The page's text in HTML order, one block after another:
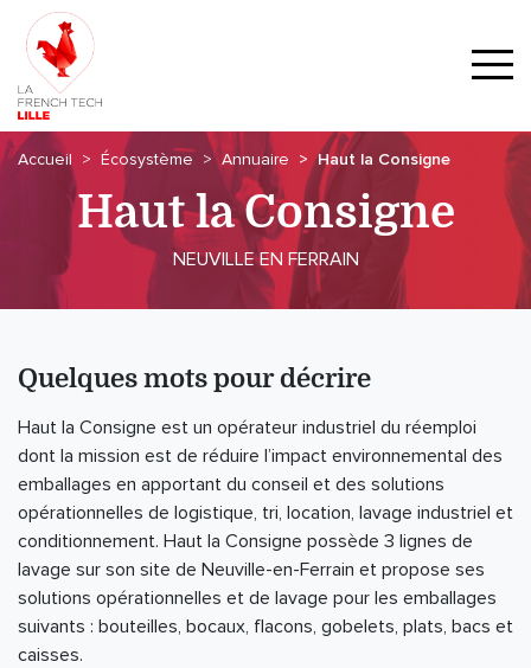
Accueil Écosystème Annuaire Haut la Consigne
Haut la Consigne
NEUVILLE EN FERRAIN
Quelques mots pour décrire
Haut la Consigne est un opérateur industriel du réemploi
dont la mission est de réduire l’impact environnemental des
emballages en apportant du conseil et des solutions
opérationnelles de logistique, tri, location, lavage industriel et
conditionnement. Haut la Consigne possède 3 lignes de
lavage sur son site de Neuville-en-Ferrain et propose ses
solutions opérationnelles et de lavage pour les emballages
suivants : bouteilles, bocaux, flacons, gobelets, plats, bacs et
caisses.